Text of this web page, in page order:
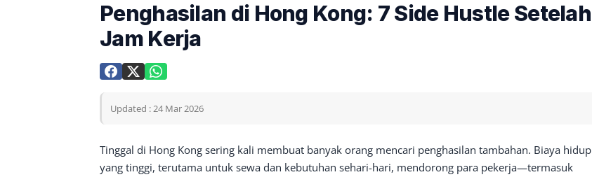
Penghasilan di Hong Kong: 7 Side Hustle Setelah
Jam Kerja
Updated : 24 Mar 2026
Tinggal di Hong Kong sering kali membuat banyak orang mencari penghasilan tambahan. Biaya hidup
yang tinggi, terutama untuk sewa dan kebutuhan sehari-hari, mendorong para pekerja—termasuk